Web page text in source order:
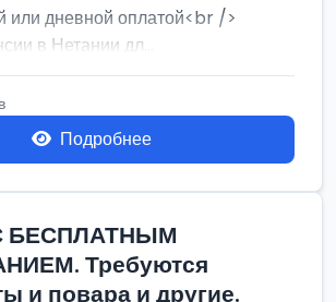
или дневной оплатой<br />
в Нетании дл...
Подробнее
БЕСПЛАТНЫМ
Требуются
и повара и другие.